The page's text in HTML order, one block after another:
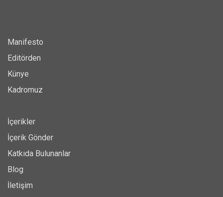
Manifesto
Editörden
Künye
Kadromuz
İçerikler
İçerik Gönder
Katkıda Bulunanlar
Blog
İletişim